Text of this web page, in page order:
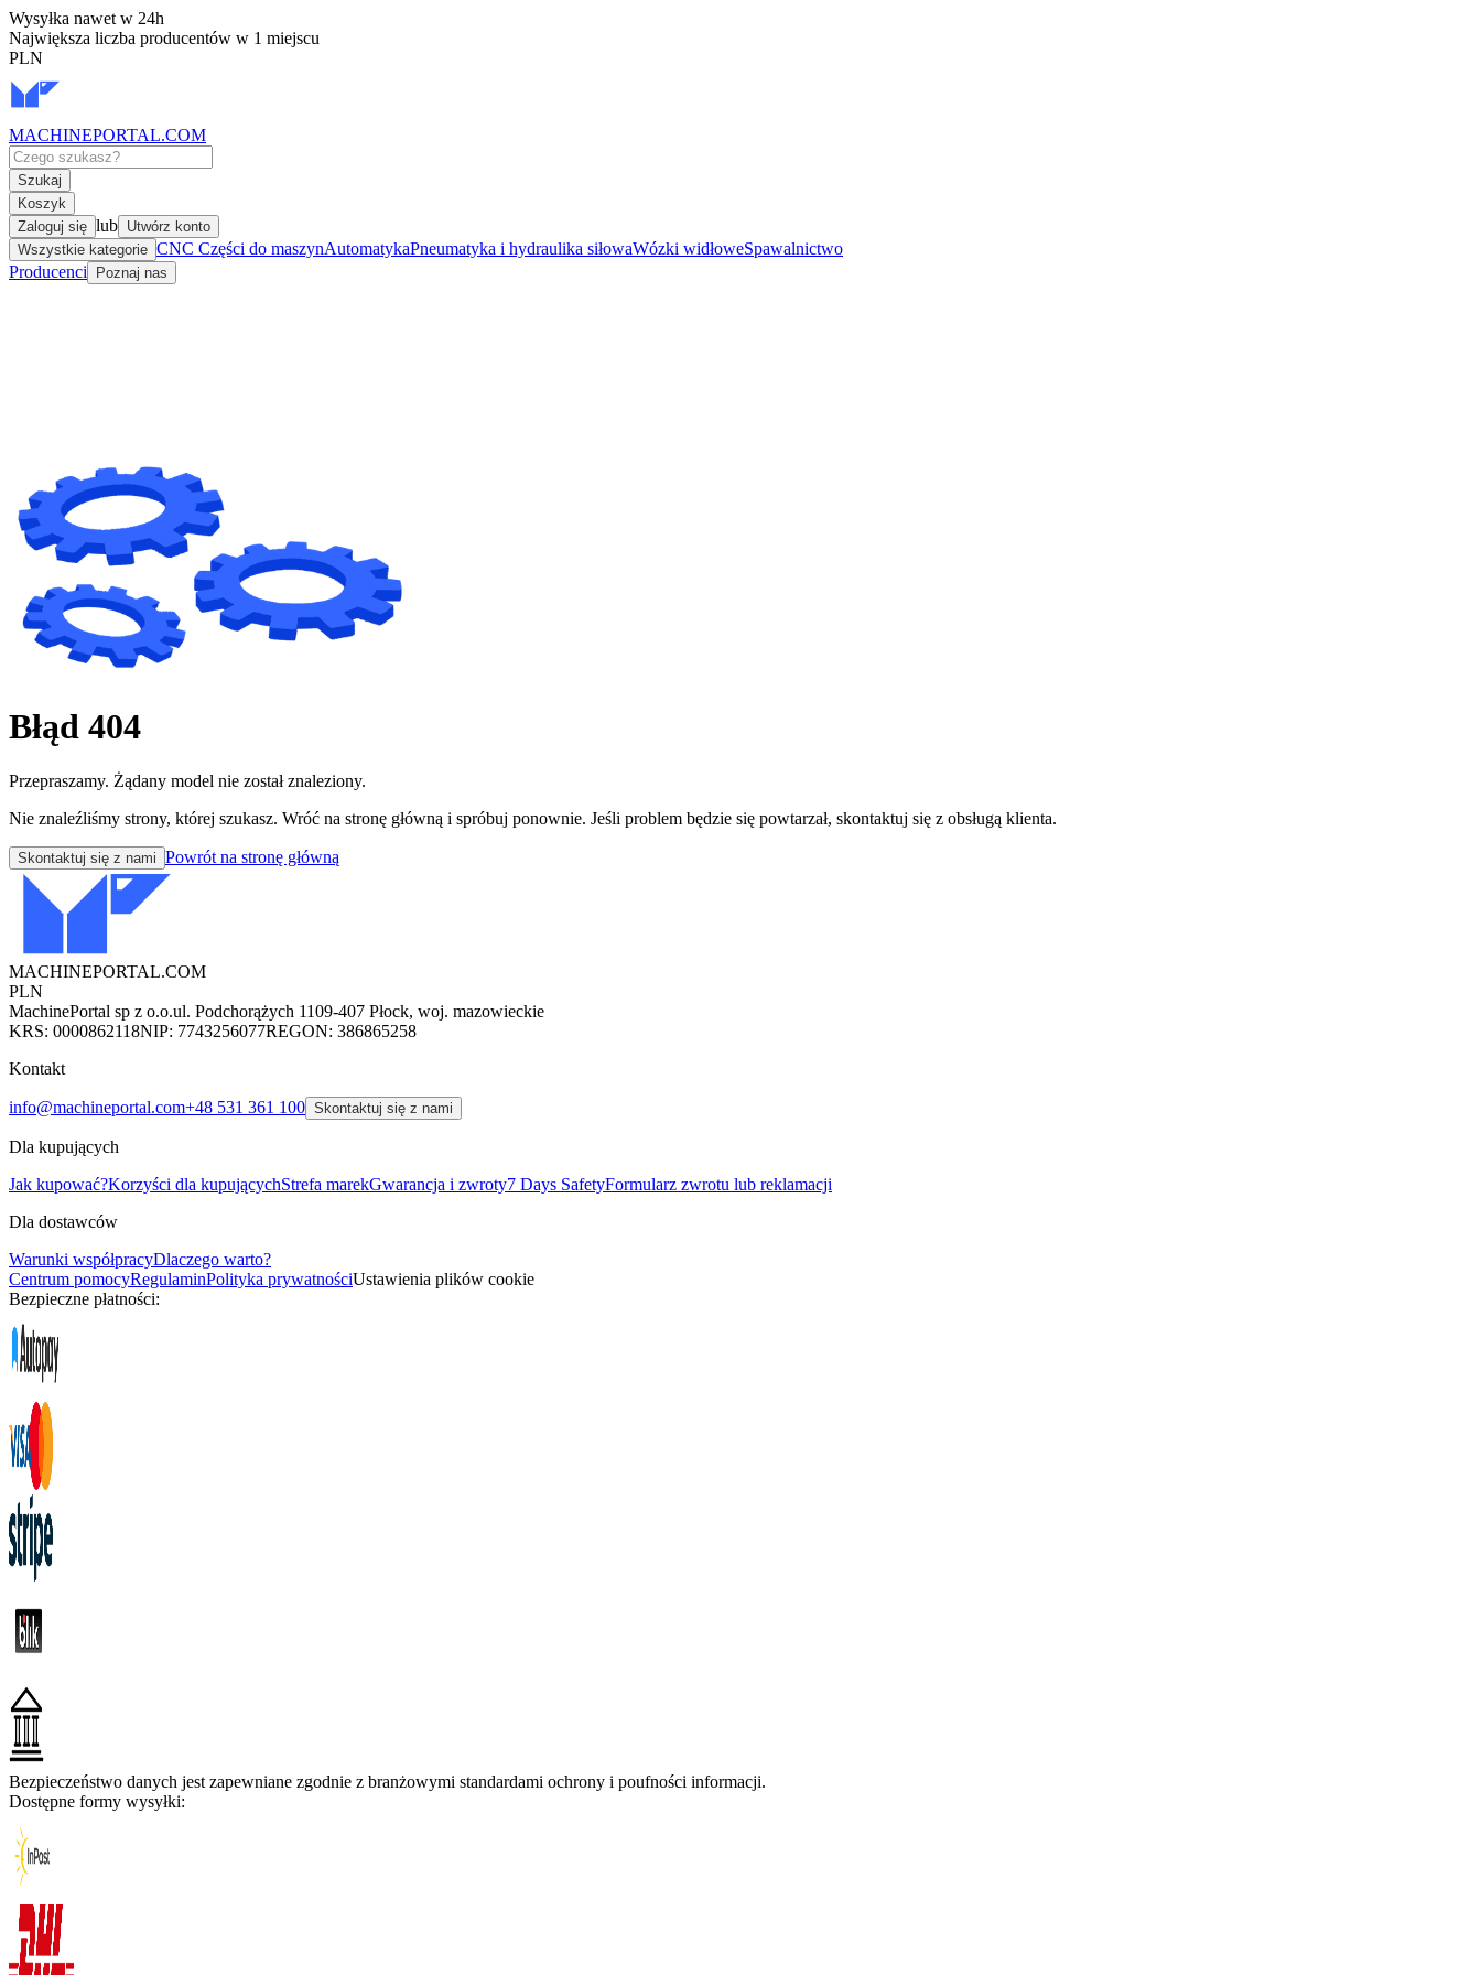
Wysyłka nawet w 24h
Największa liczba producentów w 1 miejscu
PLN
MACHINEPORTAL.COM
Szukaj
Koszyk
Zaloguj się lub Utwórz konto
Wszystkie kategorie CNC Części do maszynAutomatykaPneumatyka i hydraulika siłowaWózki widłoweSpawalnictwo
Producenci
Poznaj nas
Błąd 404
Przepraszamy. Żądany model nie został znaleziony.
Nie znaleźliśmy strony, której szukasz. Wróć na stronę główną i spróbuj ponownie. Jeśli problem będzie się powtarzał, skontaktuj się z obsługą klienta.
Skontaktuj się z nami Powrót na stronę główną
MACHINEPORTAL.COM
PLN
MachinePortal sp z o.o.ul. Podchorążych 1109-407 Płock, woj. mazowieckie
KRS: 0000862118NIP: 7743256077REGON: 386865258
Kontakt
info@machineportal.com+48 531 361 100 Skontaktuj się z nami
Dla kupujących
Jak kupować?Korzyści dla kupującychStrefa marekGwarancja i zwroty7 Days SafetyFormularz zwrotu lub reklamacji
Dla dostawców
Warunki współpracyDlaczego warto?
Centrum pomocyRegulaminPolityka prywatnościUstawienia plików cookie
Bezpieczne płatności:
Bezpieczeństwo danych jest zapewniane zgodnie z branżowymi standardami ochrony i poufności informacji.
Dostępne formy wysyłki: